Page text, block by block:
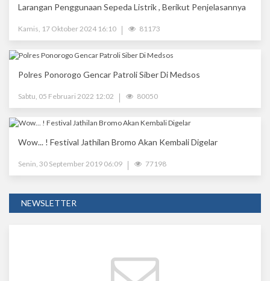
Larangan Penggunaan Sepeda Listrik , Berikut Penjelasannya
Kamis, 17 Oktober 2024 16:10 81173
Polres Ponorogo Gencar Patroli Siber Di Medsos
Sabtu, 05 Februari 2022 12:02 80050
Wow... ! Festival Jathilan Bromo Akan Kembali Digelar
Senin, 30 September 2019 06:09 77198
NEWSLETTER